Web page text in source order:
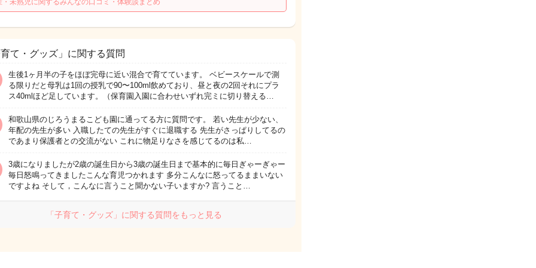
・未熟児に関するみんなの口コミ・体験談まとめ
て・グッズ」に関する質問
生後1ヶ月半の子をほぼ完母に近い混合で育てています。 ベビースケールで測
る限りだと母乳は1回の授乳で90〜100ml飲めており、昼と夜の2回それにプラ
ス40mlほど足しています。（保育園入園に合わせいずれ完ミに切り替える…
和歌山県のじろうまるこども園に通ってる方に質問です。 若い先生が少ない、
年配の先生が多い 入職したての先生がすぐに退職する 先生がさっぱりしてるの
であまり保護者との交流がない これに物足りなさを感じてるのは私…
3歳になりましたが2歳の誕生日から3歳の誕生日まで基本的に毎日ぎゃーぎゃー
毎日怒鳴ってきましたこんな育児つかれます 多分こんなに怒ってるままいない
ですよね そして，こんなに言うこと聞かない子いますか? 言うこと…
「子育て・グッズ」に関する質問をもっと見る